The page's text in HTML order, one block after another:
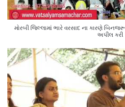
મોરબી જિલ્લામાં ભારે વરસાદ ના કારણે
અપીલ કરી